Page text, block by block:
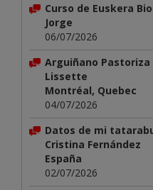
Curso de Euskera
Jorge
06/07/2026
Arguiñano Pastoriza
Lissette
Montréal, Quebec
04/07/2026
Datos de mi
Cristina Fernández
España
02/07/2026